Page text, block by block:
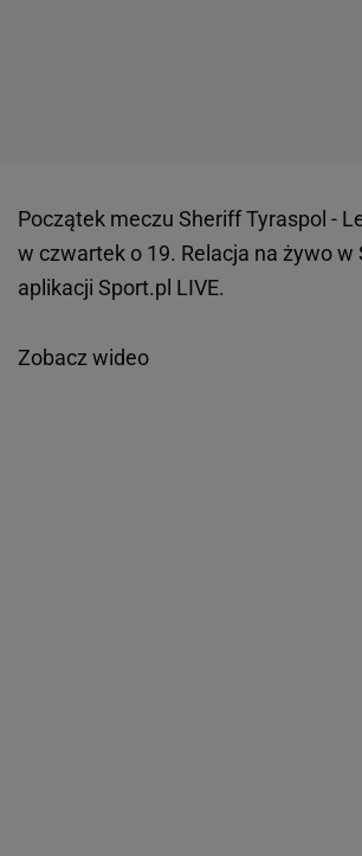
Początek meczu Sheriff Tyraspol -
w czwartek o 19. Relacja na żywo w
aplikacji Sport.pl LIVE.
Zobacz wideo